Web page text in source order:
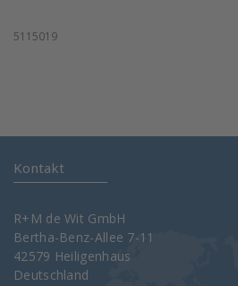
5115019
Kontakt
R+M de Wit GmbH
Bertha-Benz-Allee 7-11
42579 Heiligenhaus
Deutschland